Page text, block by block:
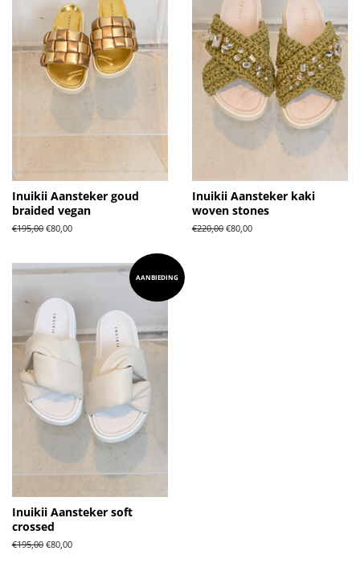
Inuikii Aansteker goud
braided vegan
Normale
€195,00 Aanbiedingsprijs
€80,00
Inuikii Aansteker kaki
woven stones
Normale
€220,00 Aanbiedingsprijs
€80,00
AANBIEDING
Inuikii Aansteker soft
crossed
Normale
€195,00 Aanbiedingsprijs
€80,00